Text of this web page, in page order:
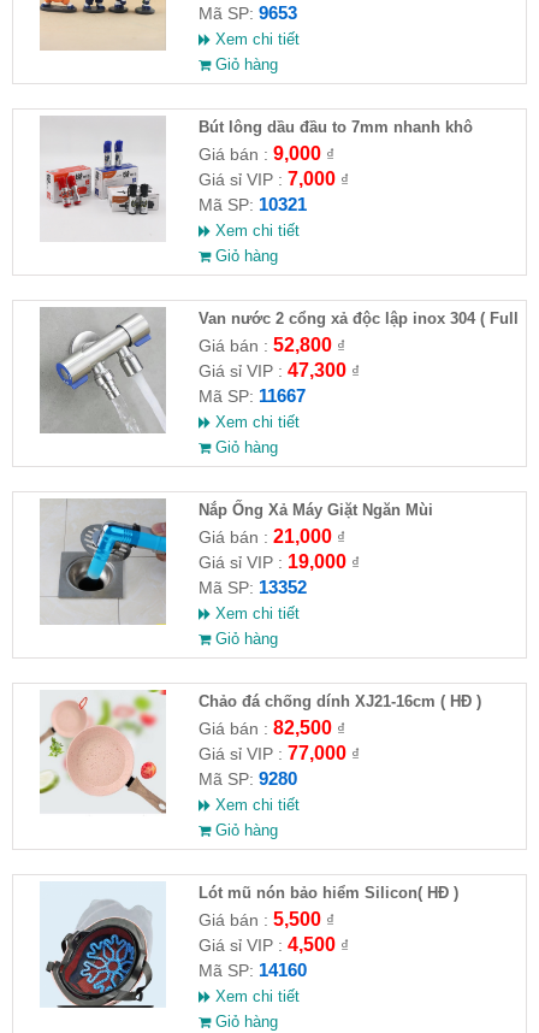
Mã SP: 9653
Xem chi tiết
Giỏ hàng
Bút lông dầu đầu to 7mm nhanh khô
Giá bán : 9,000₫
Giá sỉ VIP : 7,000₫
Mã SP: 10321
Xem chi tiết
Giỏ hàng
Van nước 2 cổng xả độc lập inox 304 ( Full
VAT )
Giá bán : 52,800₫
Giá sỉ VIP : 47,300₫
Mã SP: 11667
Xem chi tiết
Giỏ hàng
Nắp Ống Xả Máy Giặt Ngăn Mùi
Giá bán : 21,000₫
Giá sỉ VIP : 19,000₫
Mã SP: 13352
Xem chi tiết
Giỏ hàng
Chảo đá chống dính XJ21-16cm ( HĐ )
Giá bán : 82,500₫
Giá sỉ VIP : 77,000₫
Mã SP: 9280
Xem chi tiết
Giỏ hàng
Lót mũ nón bảo hiểm Silicon( HĐ )
Giá bán : 5,500₫
Giá sỉ VIP : 4,500₫
Mã SP: 14160
Xem chi tiết
Giỏ hàng